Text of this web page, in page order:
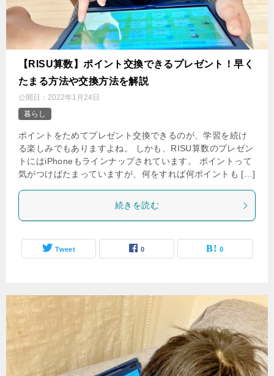
‌【RISU算数】ポイント交換できるプレゼント！早く
たまる方法や交換方法を解説
公開日： 2022年1月24日
暮らし
ポイントをためてプレゼント交換できるのが、学習を続け
る楽しみでもありますよね。 しかも、RISU算数のプレゼン
トにはiPhoneもラインナップされています。 ポイントって
気がつけばたまっていますが、何をすれば何ポイントも […]
続きを読む
Tweet 0 0